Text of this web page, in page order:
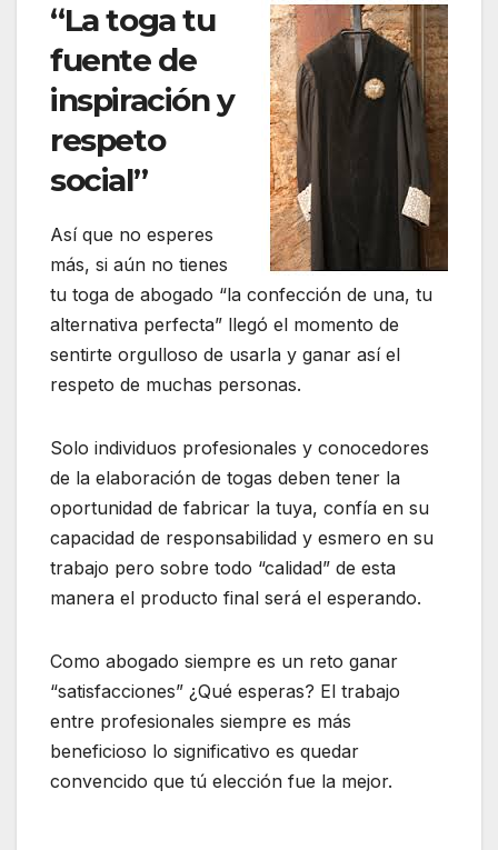
“La toga tu
fuente de
inspiración y
respeto
social”
Así que no esperes
más, si aún no tienes
tu toga de abogado “la confección de una, tu
alternativa perfecta” llegó el momento de
sentirte orgulloso de usarla y ganar así el
respeto de muchas personas.
Solo individuos profesionales y conocedores
de la elaboración de togas deben tener la
oportunidad de fabricar la tuya, confía en su
capacidad de responsabilidad y esmero en su
trabajo pero sobre todo “calidad” de esta
manera el producto final será el esperando.
Como abogado siempre es un reto ganar
“satisfacciones” ¿Qué esperas? El trabajo
entre profesionales siempre es más
beneficioso lo significativo es quedar
convencido que tú elección fue la mejor.